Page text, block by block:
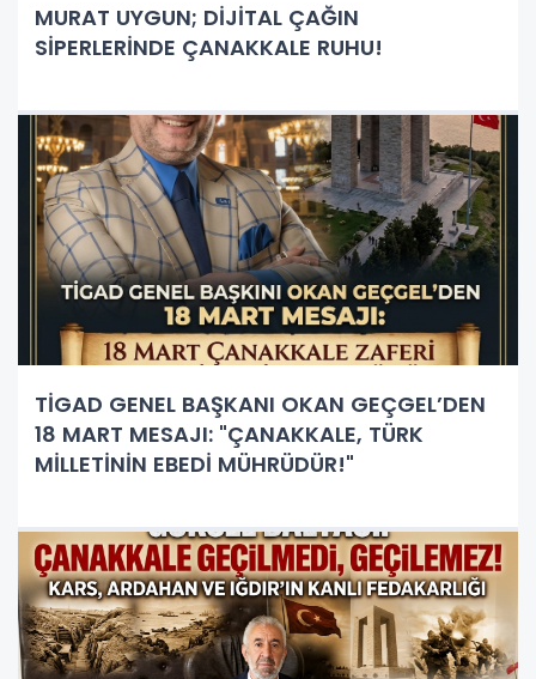
MURAT UYGUN; DİJİTAL ÇAĞIN
SİPERLERİNDE ÇANAKKALE RUHU!
TİGAD GENEL BAŞKANI OKAN GEÇGEL’DEN
18 MART MESAJI: "ÇANAKKALE, TÜRK
MİLLETİNİN EBEDİ MÜHRÜDÜR!"